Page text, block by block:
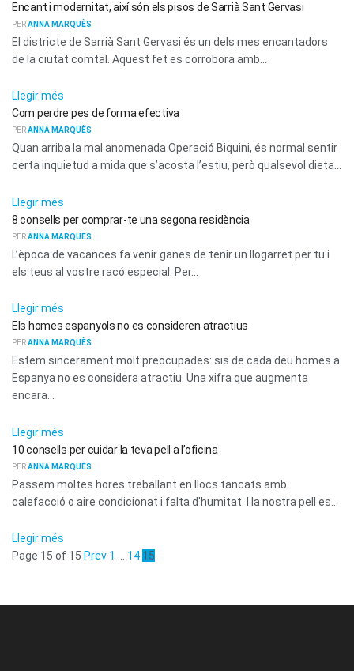
Encant i modernitat, així són els pisos de Sarrià Sant Gervasi
PERANNA MARQUÈS
El districte de Sarrià Sant Gervasi és un dels mes encantadors
de la ciutat comtal. Aquest fet es corrobora amb...
Llegir més
LA NEVERA
Com perdre pes de forma efectiva
PERANNA MARQUÈS
Quan arriba la mal anomenada Operació Biquini, és normal sentir
certa inquietud a mida que s’acosta l’estiu, però qualsevol dieta...
Llegir més
LA NEVERA
8 consells per comprar-te una segona residència
PERANNA MARQUÈS
L’època de vacances fa venir ganes de tenir un llogarret per tu i
els teus al vostre racó especial. Per...
Llegir més
LA NEVERA
Els homes espanyols no es consideren atractius
PERANNA MARQUÈS
Estem sincerament molt preocupades: sis de cada deu homes a
Espanya no es considera atractiu. Una xifra que augmenta
encara...
Llegir més
LA NEVERA
10 consells per cuidar la teva pell a l’oficina
PERANNA MARQUÈS
Passem moltes hores treballant en llocs tancats amb
calefacció o aire condicionat i falta d'humitat. I la nostra pell es...
Llegir més
Page 15 of 15 Prev 1 14 15